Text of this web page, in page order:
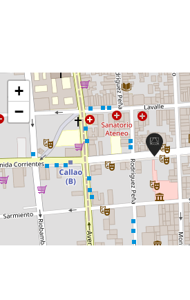
+
−